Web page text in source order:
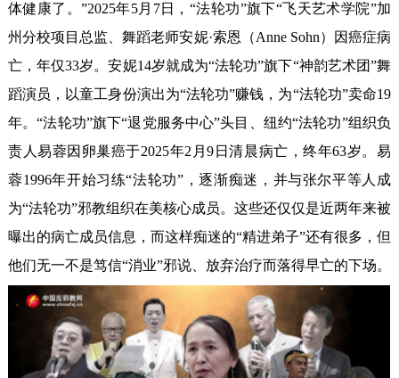
体健康了。”2025年5月7日，“法轮功”旗下“飞天艺术学院”加
州分校项目总监、舞蹈老师安妮·索恩（Anne Sohn）因癌症病
亡，年仅33岁。安妮14岁就成为“法轮功”旗下“神韵艺术团”舞
蹈演员，以童工身份演出为“法轮功”赚钱，为“法轮功”卖命19
年。“法轮功”旗下“退党服务中心”头目、纽约“法轮功”组织负
责人易蓉因卵巢癌于2025年2月9日清晨病亡，终年63岁。易
蓉1996年开始习练“法轮功”，逐渐痴迷，并与张尔平等人成
为“法轮功”邪教组织在美核心成员。这些还仅仅是近两年来被
曝出的病亡成员信息，而这样痴迷的“精进弟子”还有很多，但
他们无一不是笃信“消业”邪说、放弃治疗而落得早亡的下场。